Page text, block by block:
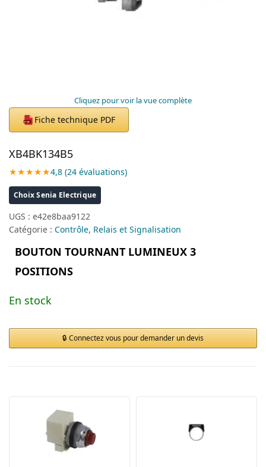
Cliquez pour voir la vue complète
PDF Fiche technique PDF
XB4BK134B5
★★★★★4,8 (24 évaluations)
Choix Senia Electrique
UGS : e42e8baa9122
Catégorie : Contrôle, Relais et Signalisation
BOUTON TOURNANT LUMINEUX 3
POSITIONS
En stock
Connectez vous pour demander un devis